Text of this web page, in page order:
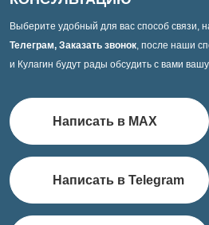
Выберите удобный для вас способ связи,
Телеграм, Заказать звонок, после наши
и Кулагин будут рады обсудить с вами
Написать в MAX
Написать в Telegram